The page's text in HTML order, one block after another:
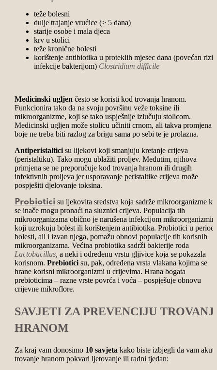
teže bolesni
dulje trajanje vrućice (> 5 dana)
starije osobe i mala djeca
krv u stolici
teže kronične bolesti
korištenje antibiotika u proteklih mjesec dana (povećan rizik
infekcije bakterijom) Clostridium difficile
Medicinski ugljen često se koristi kod trovanja hranom.
Funkcionira tako da na svoju površinu veže toksine ili
mikroorganizme, koji se tako uspješnije izlučuju stolicom.
Medicinski ugljen može stolicu učiniti crnom, ali takva promjena
boje ne treba biti razlog za brigu sama po sebi te je prolazna.
Antiperistalticisu lijekovi koji smanjuju kretanje crijeva
(peristaltiku). Tako mogu ublažiti proljev. Međutim, njihova
primjena se ne preporučuje kod trovanja hranom ili drugih
infektivnih proljeva jer usporavanje peristaltike crijeva može
pospješiti djelovanje toksina.
Probiotici su ljekovita sredstva koja sadrže mikroorganizme
se inače mogu pronaći na sluznici crijeva. Populacija tih
mikroorganizama obično je narušena infekcijom
koji uzrokuju bolest ili korištenjem antibiotika. Probiotici u
bolesti, ali i izvan njega, pomažu obnovi populacije tih korisnih
mikroorganizama. Većina probiotika sadrži bakterije roda
Lactobacillus, a neki i određenu vrstu gljivice koja se pokazala
korisnom. Prebioticisu, pak, određena vrsta vlakana kojima se
hrane korisni mikroorganizmi u crijevima. Hrana bogata
prebioticima – razne vrste povrća i voća – pospješuje obnovu
crijevne mikroflore.
SAVJETI ZA PREVENCIJU
HRANOM
Za kraj vam donosimo 10 savjeta kako biste izbjegli da vam
trovanje hranom pokvari ljetovanje ili radni tjedan: